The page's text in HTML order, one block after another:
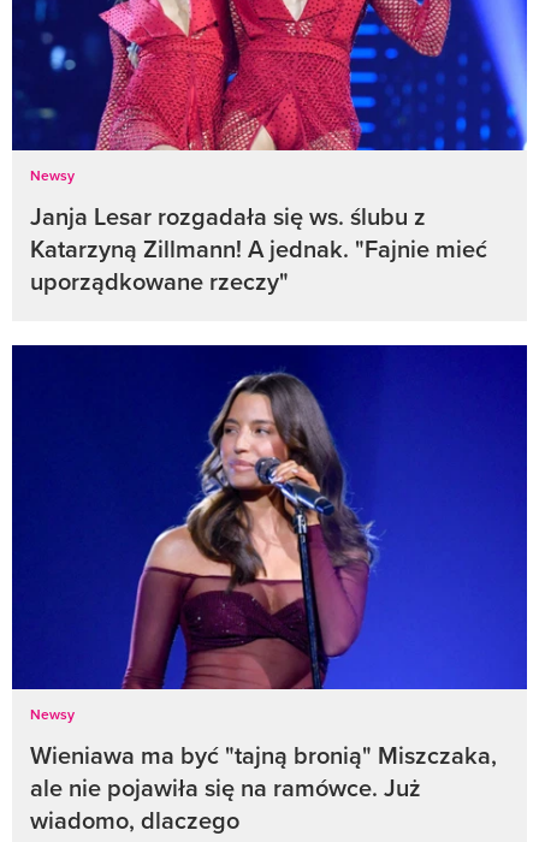
Newsy
Janja Lesar rozgadała się ws. ślubu z
Katarzyną Zillmann! A jednak. "Fajnie mieć
uporządkowane rzeczy"
Newsy
Wieniawa ma być "tajną bronią" Miszczaka,
ale nie pojawiła się na ramówce. Już
wiadomo, dlaczego